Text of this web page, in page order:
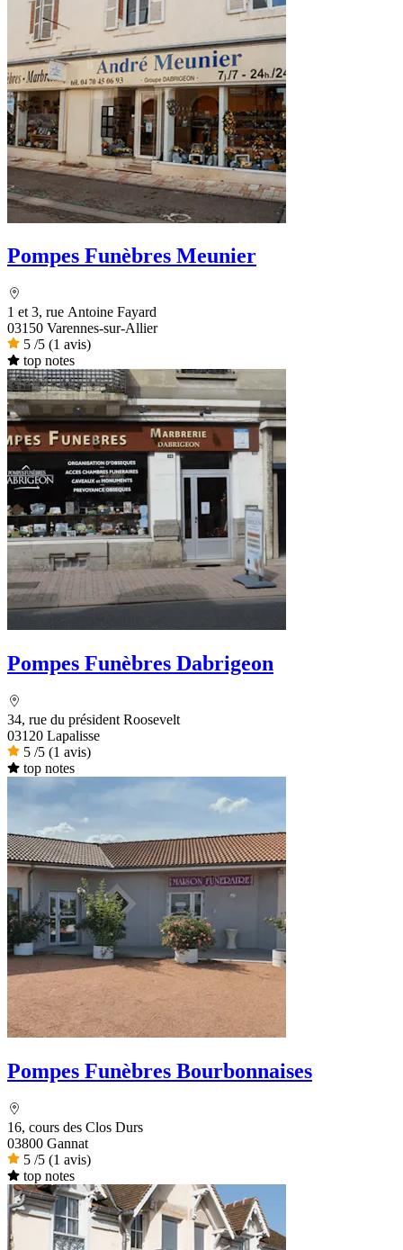
Pompes Funèbres Meunier
1 et 3, rue Antoine Fayard
03150 Varennes-sur-Allier
5 /5 (1 avis)
top notes
Pompes Funèbres Dabrigeon
34, rue du président Roosevelt
03120 Lapalisse
5 /5 (1 avis)
top notes
Pompes Funèbres Bourbonnaises
16, cours des Clos Durs
03800 Gannat
5 /5 (1 avis)
top notes